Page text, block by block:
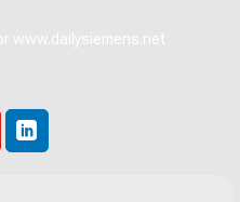
www.dailysiemens.net